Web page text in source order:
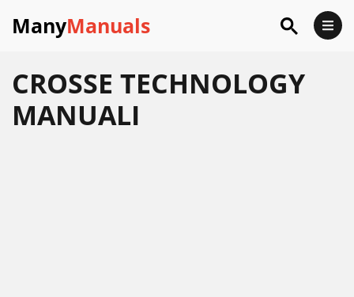
ManyManuals
CROSSE TECHNOLOGY
MANUALI